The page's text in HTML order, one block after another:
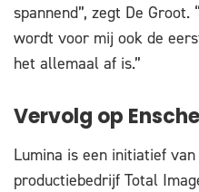
spannend”, zegt De
wordt voor mij ook de
het allemaal af is.”
Vervolg op
Lumina is een initiatief
productiebedrijf Total